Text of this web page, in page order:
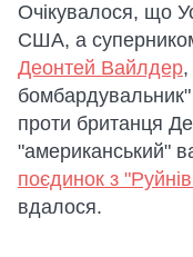
Очікувалося, що
США, а
Деонтей Вайлдер,
проти британця
"американський"
поєдинок з
вдалося.